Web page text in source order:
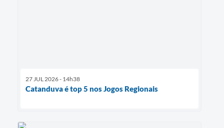
27 JUL 2026 - 14h38
Catanduva é top 5 nos Jogos Regionais